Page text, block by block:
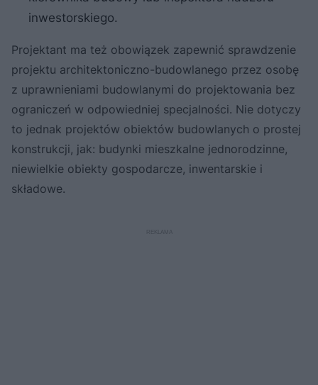
inwestorskiego.
Projektant ma też obowiązek zapewnić sprawdzenie
projektu architektoniczno-budowlanego przez osobę
z uprawnieniami budowlanymi do projektowania bez
ograniczeń w odpowiedniej specjalności. Nie dotyczy
to jednak projektów obiektów budowlanych o prostej
konstrukcji, jak: budynki mieszkalne jednorodzinne,
niewielkie obiekty gospodarcze, inwentarskie i
składowe.